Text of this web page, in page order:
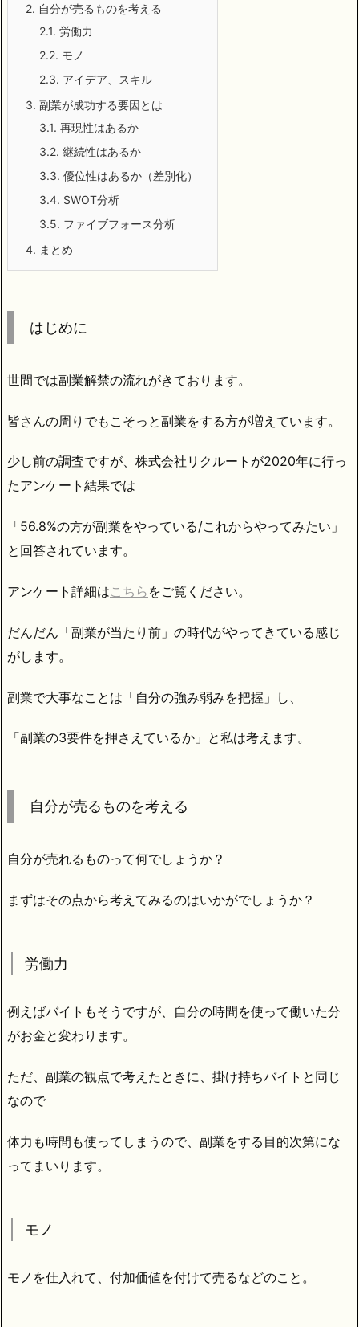
2. 自分が売るものを考える
2.1. 労働力
2.2. モノ
2.3. アイデア、スキル
3. 副業が成功する要因とは
3.1. 再現性はあるか
3.2. 継続性はあるか
3.3. 優位性はあるか（差別化）
3.4. SWOT分析
3.5. ファイブフォース分析
4. まとめ
はじめに
世間では副業解禁の流れがきております。
皆さんの周りでもこそっと副業をする方が増えています。
少し前の調査ですが、株式会社リクルートが2020年に行っ
たアンケート結果では
「56.8%の方が副業をやっている/これからやってみたい」
と回答されています。
アンケート詳細はこちら をご覧ください。
だんだん「副業が当たり前」の時代がやってきている感じ
がします。
副業で大事なことは「自分の強み弱みを把握」し、
「副業の3要件を押さえているか」と私は考えます。
自分が売るものを考える
自分が売れるものって何でしょうか？
まずはその点から考えてみるのはいかがでしょうか？
労働力
例えばバイトもそうですが、自分の時間を使って働いた分
がお金と変わります。
ただ、副業の観点で考えたときに、掛け持ちバイトと同じ
なので
体力も時間も使ってしまうので、副業をする目的次第にな
ってまいります。
モノ
モノを仕入れて、付加価値を付けて売るなどのこと。